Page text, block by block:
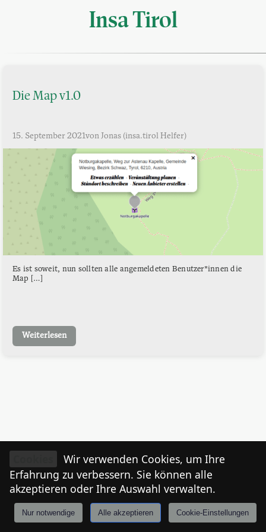
Insa Tirol
Die Map v1.0
15. September 2021von Jonas (insa.tirol Helfer)
Es ist soweit, nun sollten alle angemeldeten Benutzer*innen die
Map […]
Weiterlesen
Anmelden Tiroler
Wir verwenden Cookies, um Ihre
Erfahrung zu verbessern. Sie können alle
akzeptieren oder Ihre Auswahl verwalten.
Nur notwendige Alle akzeptieren Cookie-Einstellungen